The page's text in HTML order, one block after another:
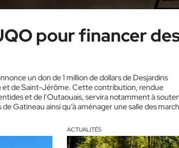
pour financer
un don de 1 million de dollars de Desjardins
et de Saint-Jérôme. Cette contribution, rendue
et de l’Outaouais, servira notamment à
Gatineau ainsi qu’à aménager une salle des
ACTUALITÉS